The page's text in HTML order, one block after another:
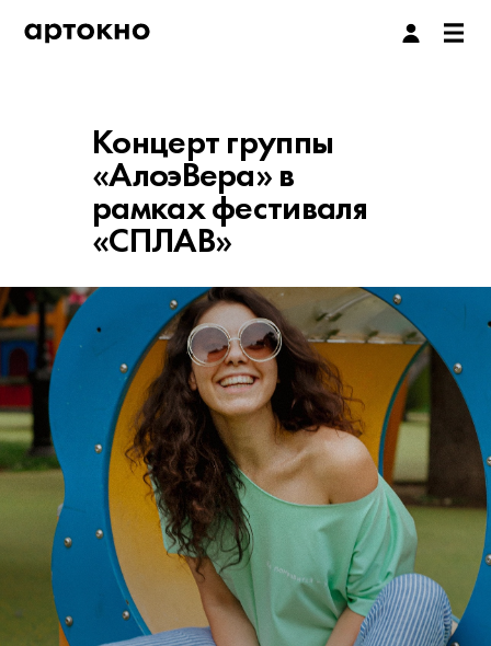
Концерт группы
«АлоэВера» в
рамках фестиваля
«СПЛАВ»